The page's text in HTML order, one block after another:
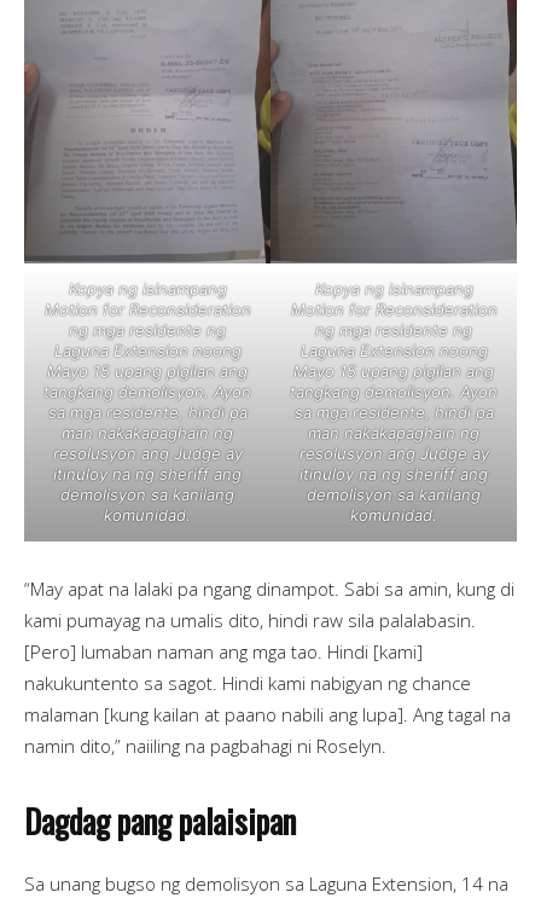
Kopya ng isinampang
Motion for Reconsideration
ng mga residente ng
Laguna Extension noong
Mayo 15 upang pigilan ang
tangkang demolisyon. Ayon
sa mga residente, hindi pa
man nakakapaghain ng
resolusyon ang Judge ay
itinuloy na ng sheriff ang
demolisyon sa kanilang
komunidad.
Kopya ng isinampang
Motion for Reconsideration
ng mga residente ng
Laguna Extension noong
Mayo 15 upang pigilan ang
tangkang demolisyon. Ayon
sa mga residente, hindi pa
man nakakapaghain ng
resolusyon ang Judge ay
itinuloy na ng sheriff ang
demolisyon sa kanilang
komunidad.
“May apat na lalaki pa ngang dinampot. Sabi sa amin, kung di
kami pumayag na umalis dito, hindi raw sila palalabasin.
[Pero] lumaban naman ang mga tao. Hindi [kami]
nakukuntento sa sagot. Hindi kami nabigyan ng chance
malaman [kung kailan at paano nabili ang lupa]. Ang tagal na
namin dito,” naiiling na pagbahagi ni Roselyn.
Dagdag pang palaisipan
Sa unang bugso ng demolisyon sa Laguna Extension, 14 na